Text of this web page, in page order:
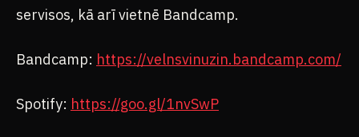
servisos, kā arī vietnē Bandcamp.
Bandcamp: https://velnsvinuzin.bandcamp.com/
Spotify: https://goo.gl/1nvSwP